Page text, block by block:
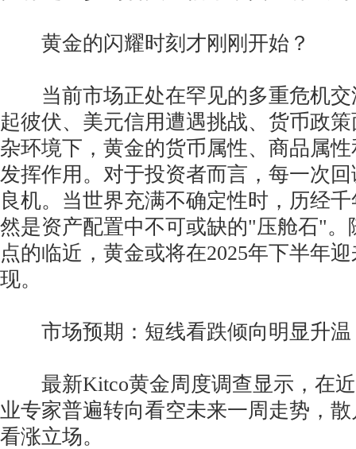
黄金的闪耀时刻才刚刚开始？
当前市场正处在罕见的多重危机交
起彼伏、美元信用遭遇挑战、货币政
杂环境下，黄金的货币属性、商品属
发挥作用。对于投资者而言，每一次
良机。当世界充满不确定性时，历经
然是资产配置中不可或缺的"压舱石"。
点的临近，黄金或将在2025年下半年
现。
市场预期：短线看跌倾向明显升温
最新Kitco黄金周度调查显示，在近
业专家普遍转向看空未来一周走势，
看涨立场。